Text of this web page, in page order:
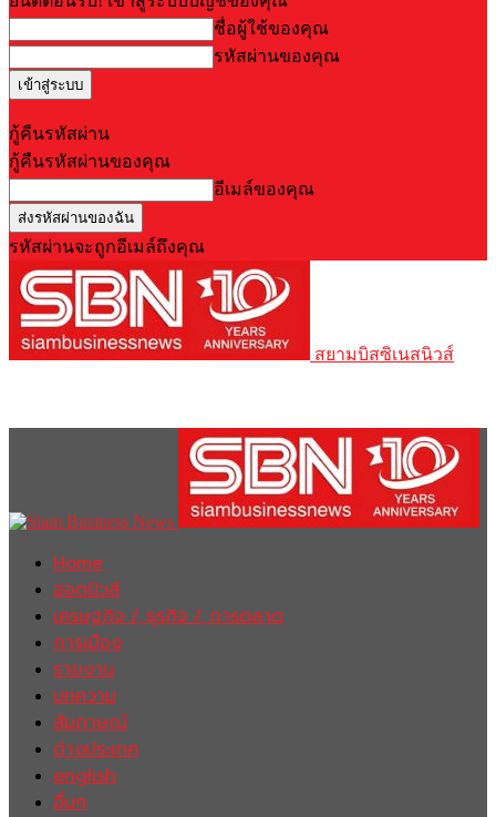
ชื่อผู้ใช้ของคุณ
รหัสผ่านของคุณ
กู้คืนรหัสผ่าน
กู้คืนรหัสผ่านของคุณ
อีเมล์ของคุณ
รหัสผ่านจะถูกอีเมล์ถึงคุณ
สยามบิสซิเนสนิวส์
Home
ฮอตนิวส์
เศรษฐกิจ / ธุรกิจ / การตลาด
การเมือง
รายงาน
บทความ
สัมภาษณ์
ต่างประเทศ
english
อื่นๆ